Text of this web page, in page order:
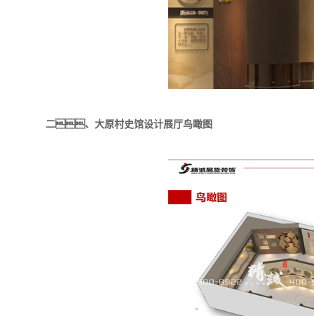
二、大原村史馆设计展厅鸟瞰图